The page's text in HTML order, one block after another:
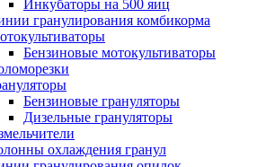
Инкубаторы на 500 яиц
гранулирования комбикорма
Бензиновые мотокультиваторы
Бензиновые грануляторы
Дизельные грануляторы
охлаждения гранул